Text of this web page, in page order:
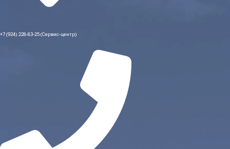
+7 (924) 228-83-25 (Сервис-центр)